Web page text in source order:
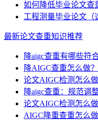
如何降低毕业论文查
工程测量毕业论文（
最新论文查重知识推荐
降aigc查重有哪些符
降AIGC查重怎么做
论文AIGC检测怎么
降aigc查重：规范调
论文AIGC检测怎么
AIGC降重查重怎么